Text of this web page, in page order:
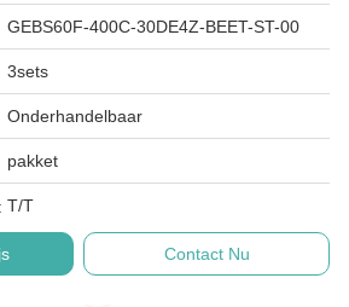
GEBS60F-400C-30DE4Z-BEET-ST-00
3sets
Onderhandelbaar
pakket
T/T
Contact Nu